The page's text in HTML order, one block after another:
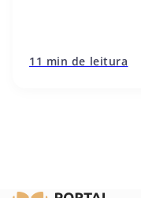
11 min de leitura